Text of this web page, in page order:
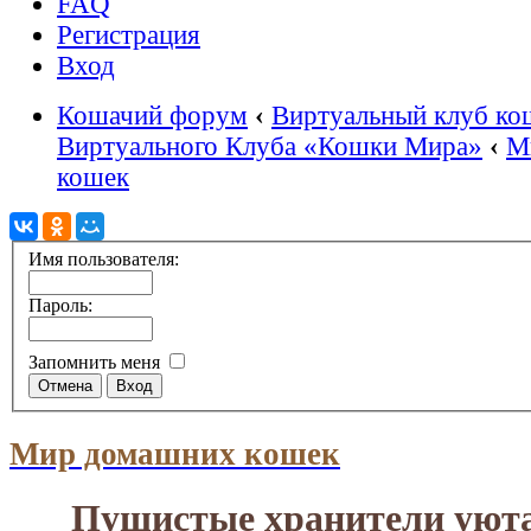
Регистрация
Вход
Кошачий форум ‹ Виртуальный клуб
Виртуального Клуба «Кошки Мира» ‹
кошек
Имя пользователя:
Пароль:
Запомнить меня
Мир домашних кошек
Пушистые хранители